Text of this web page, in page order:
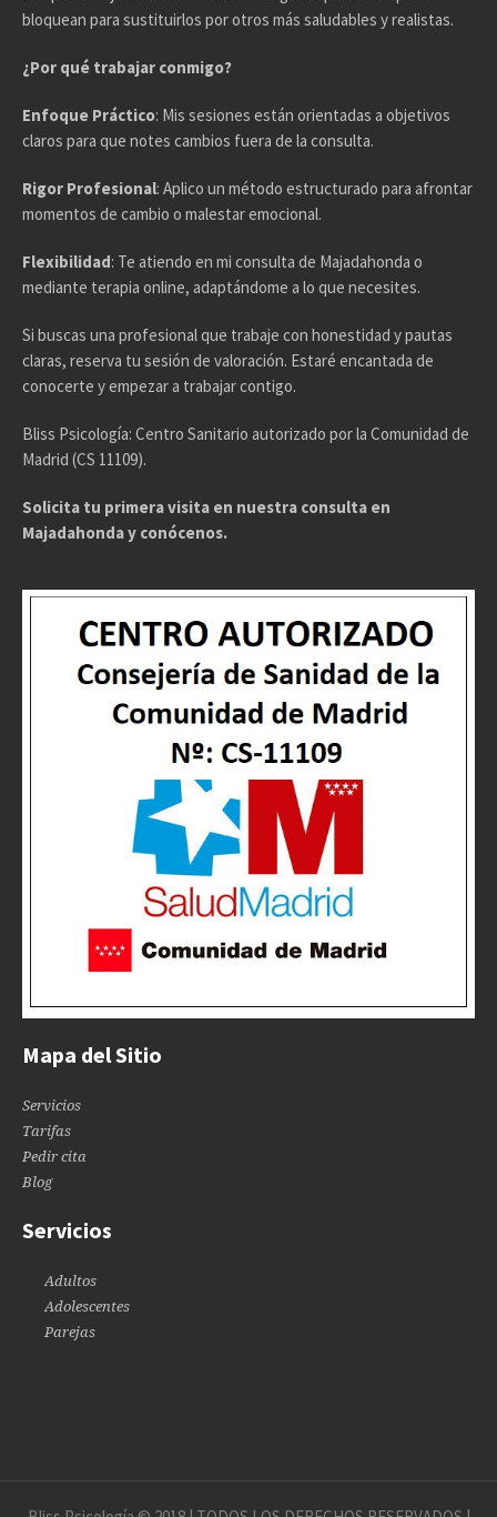
bloquean para sustituirlos por otros más saludables y realistas.
¿Por qué trabajar conmigo?
Enfoque Práctico: Mis sesiones están orientadas a objetivos
claros para que notes cambios fuera de la consulta.
Rigor Profesional: Aplico un método estructurado para afrontar
momentos de cambio o malestar emocional.
Flexibilidad: Te atiendo en mi consulta de Majadahonda o
mediante terapia online, adaptándome a lo que necesites.
Si buscas una profesional que trabaje con honestidad y pautas
claras, reserva tu sesión de valoración. Estaré encantada de
conocerte y empezar a trabajar contigo.
Bliss Psicología: Centro Sanitario autorizado por la Comunidad de
Madrid (CS 11109).
Solicita tu primera visita en nuestra consulta en
Majadahonda y conócenos.
Mapa del Sitio
Servicios
Tarifas
Pedir cita
Blog
Servicios
Adultos
Adolescentes
Parejas